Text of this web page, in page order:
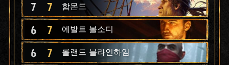
7 7 함몬드
6 7 에발트 볼소디
6 7 롤랜드 블라인하임